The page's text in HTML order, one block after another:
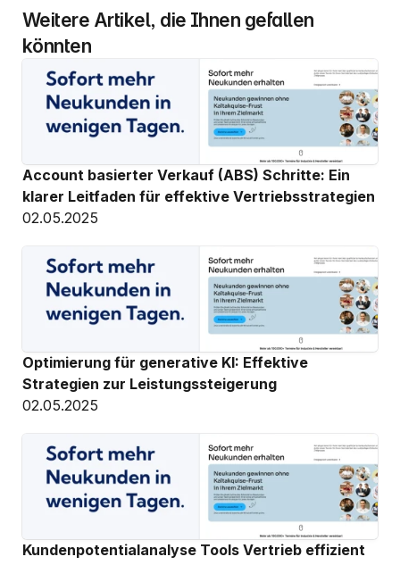
Weitere Artikel, die Ihnen gefallen
könnten
Account basierter Verkauf (ABS) Schritte: Ein
klarer Leitfaden für effektive Vertriebsstrategien
02.05.2025
Optimierung für generative KI: Effektive
Strategien zur Leistungssteigerung
02.05.2025
Kundenpotentialanalyse Tools Vertrieb effizient